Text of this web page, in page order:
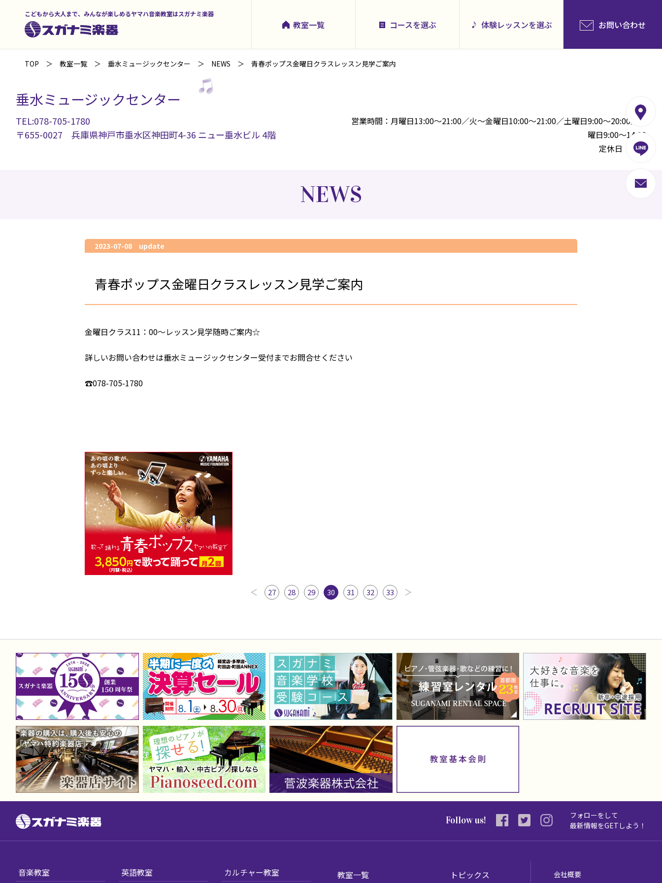
こどもから大人まで、みんなが楽しめるヤマハ音楽教室はスガナミ楽器
教室一覧 コースを選ぶ 体験レッスンを選ぶ お問い合わせ
TOP 教室一覧 垂水ミュージックセンター NEWS 青春ポップス金曜日クラスレッスン見学ご案内
垂水ミュージックセンター
TEL:078-705-1780
〒655-0027 兵庫県神戸市垂水区神田町4-36 ニュー垂水ビル 4階
営業時間：月曜日13:00～21:00／火～金曜日10:00～21:00／土曜日9:00～20:00／日
曜日9:00～14:00
定休日：祝日
NEWS
2023-07-08 update
青春ポップス金曜日クラスレッスン見学ご案内
金曜日クラス11：00～レッスン見学随時ご案内☆
詳しいお問い合わせは垂水ミュージックセンター受付までお問合せください
☎078-705-1780
27 28 29 30 31 32 33
Follow us!
フォローをして
最新情報をGETしよう！
音楽教室 英語教室 カルチャー教室 教室一覧 トピックス
会社概要